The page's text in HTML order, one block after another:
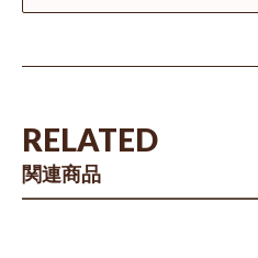
RELATED
関連商品